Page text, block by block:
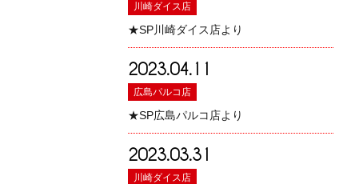
川崎ダイス店
★SP川崎ダイス店より
2023.04.11
広島パルコ店
★SP広島パルコ店より
2023.03.31
川崎ダイス店